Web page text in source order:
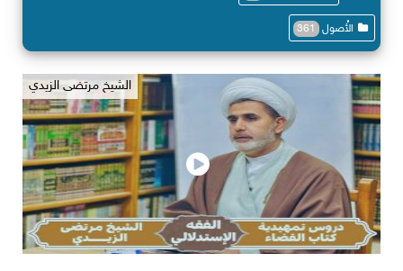
الأُصول 361
الشيخ مرتضى الزيدي